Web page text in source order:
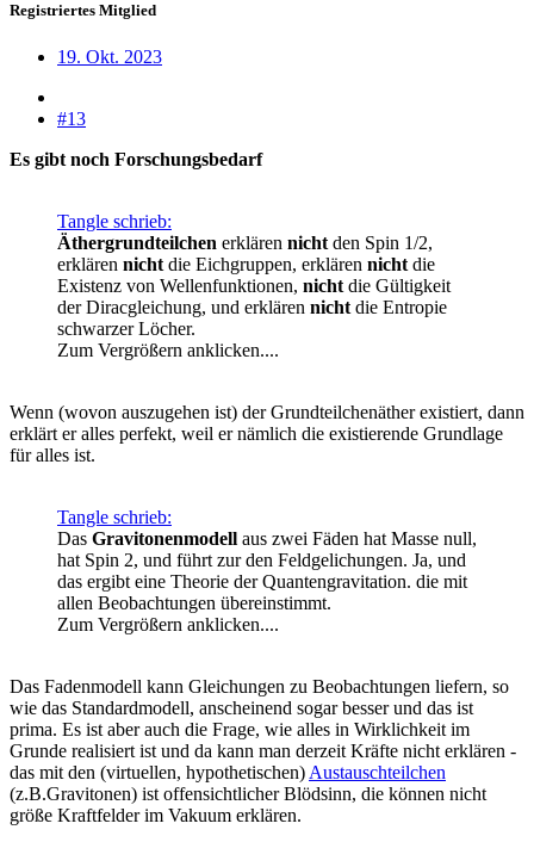
Registriertes Mitglied
19. Okt. 2023
#13
Es gibt noch Forschungsbedarf
Tangle schrieb:
Äthergrundteilchen erklären nicht den Spin 1/2,
erklären nicht die Eichgruppen, erklären nicht die
Existenz von Wellenfunktionen, nicht die Gültigkeit
der Diracgleichung, und erklären nicht die Entropie
schwarzer Löcher.
Zum Vergrößern anklicken....
Wenn (wovon auszugehen ist) der Grundteilchenäther existiert, dann
erklärt er alles perfekt, weil er nämlich die existierende Grundlage
für alles ist.
Tangle schrieb:
Das Gravitonenmodell aus zwei Fäden hat Masse null,
hat Spin 2, und führt zur den Feldgelichungen. Ja, und
das ergibt eine Theorie der Quantengravitation. die mit
allen Beobachtungen übereinstimmt.
Zum Vergrößern anklicken....
Das Fadenmodell kann Gleichungen zu Beobachtungen liefern, so
wie das Standardmodell, anscheinend sogar besser und das ist
prima. Es ist aber auch die Frage, wie alles in Wirklichkeit im
Grunde realisiert ist und da kann man derzeit Kräfte nicht erklären -
das mit den (virtuellen, hypothetischen) Austauschteilchen
(z.B.Gravitonen) ist offensichtlicher Blödsinn, die können nicht
größe Kraftfelder im Vakuum erklären.